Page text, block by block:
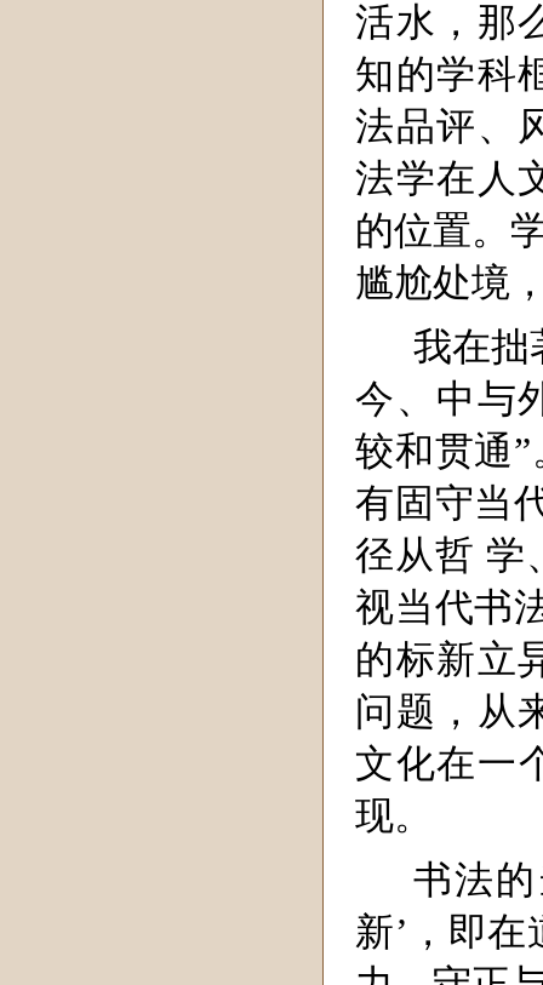
活水，那
知的学科
法品评、
法学在人
的位置。
尴尬处境
我在拙
今、中与
较和贯通
有固守当
径从哲 学
视当代书
的标新立
问题，从
文化在一
现。
书法
新’，即